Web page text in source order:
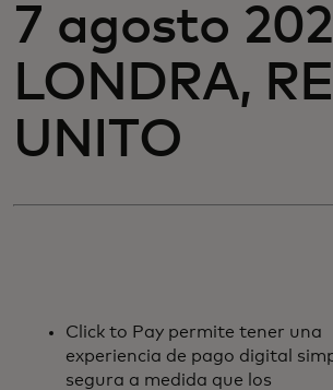
Per gli innovatori
Newsroom
7 agosto
LONDRA,
UNITO
Click to Pay permite tener una
experiencia de pago digital
segura a medida que los